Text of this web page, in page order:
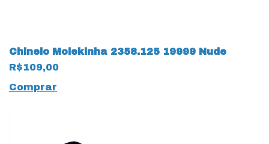
Chinelo Molekinha 2358.125 19999 Nude
R$109,00
Comprar